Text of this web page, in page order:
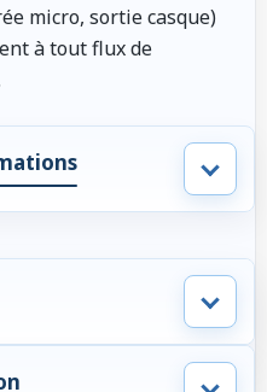
micro, sortie casque)
à tout flux de